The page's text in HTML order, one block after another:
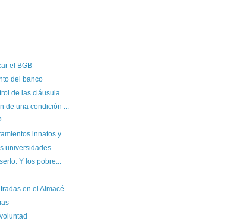
el BGB
del banco
de las cláusula...
de una condición ...
innatos y ...
universidades ...
Y los pobre...
en el Almacé...